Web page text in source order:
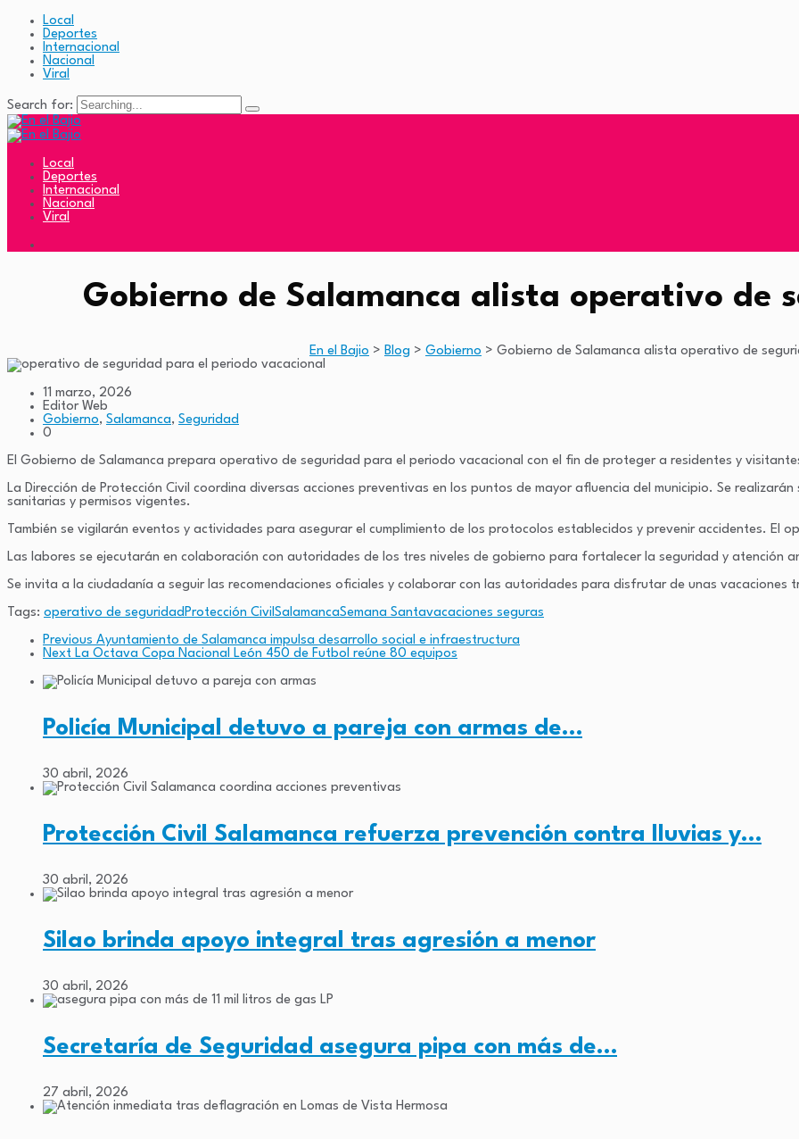
Local
Deportes
Internacional
Nacional
Viral
Search for:
Local
Deportes
Internacional
Nacional
Viral
Gobierno de Salamanca alista operativo de
En el Bajio > Blog > Gobierno > Gobierno de Salamanca alista operativo de
11 marzo, 2026
Editor Web
Gobierno, Salamanca, Seguridad
0
El Gobierno de Salamanca prepara operativo de seguridad para el periodo vacacional con el fin de proteger a residentes y
La Dirección de Protección Civil coordina diversas acciones preventivas en los puntos de mayor afluencia del municipio. Se
sanitarias y permisos vigentes.
También se vigilarán eventos y actividades para asegurar el cumplimiento de los protocolos establecidos y prevenir accidentes.
Las labores se ejecutarán en colaboración con autoridades de los tres niveles de gobierno para fortalecer la seguridad y atención
Se invita a la ciudadanía a seguir las recomendaciones oficiales y colaborar con las autoridades para disfrutar de unas vacaciones
Tags: operativo de seguridad Protección Civil SalamancaSemana Santavacaciones seguras
Previous Ayuntamiento de Salamanca impulsa desarrollo social e infraestructura
Next La Octava Copa Nacional León 450 de Futbol reúne 80 equipos
Policía Municipal detuvo a pareja con armas de…
30 abril, 2026
Protección Civil Salamanca refuerza prevención contra lluvias y…
30 abril, 2026
Silao brinda apoyo integral tras agresión a menor
30 abril, 2026
Secretaría de Seguridad asegura pipa con más de…
27 abril, 2026